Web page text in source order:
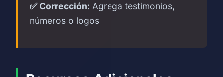
✅ Corrección: Agrega testimonios,
números o logos